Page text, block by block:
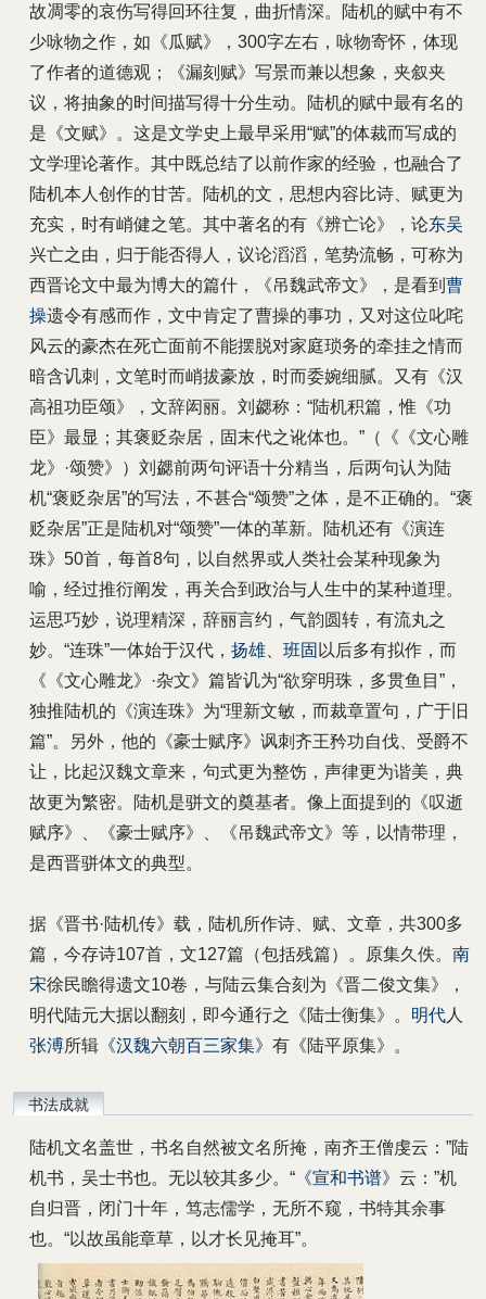
故凋零的哀伤写得回环往复，曲折情深。陆机的赋中有不
少咏物之作，如《瓜赋》，300字左右，咏物寄怀，体现
了作者的道德观；《漏刻赋》写景而兼以想象，夹叙夹
议，将抽象的时间描写得十分生动。陆机的赋中最有名的
是《文赋》。这是文学史上最早采用“赋”的体裁而写成的
文学理论著作。其中既总结了以前作家的经验，也融合了
陆机本人创作的甘苦。陆机的文，思想内容比诗、赋更为
充实，时有峭健之笔。其中著名的有《辨亡论》，论东吴
兴亡之由，归于能否得人，议论滔滔，笔势流畅，可称为
西晋论文中最为博大的篇什，《吊魏武帝文》，是看到 曹
操遗令有感而作，文中肯定了曹操的事功，又对这位叱咤
风云的豪杰在死亡面前不能摆脱对家庭琐务的牵挂之情而
暗含讥刺，文笔时而峭拔豪放，时而委婉细腻。又有《汉
高祖功臣颂》，文辞闳丽。刘勰称：“陆机积篇，惟《功
臣》最显；其褒贬杂居，固末代之讹体也。”（《《文心雕
龙》·颂赞》）刘勰前两句评语十分精当，后两句认为陆
机“褒贬杂居”的写法，不甚合“颂赞”之体，是不正确的。“褒
贬杂居”正是陆机对“颂赞”一体的革新。陆机还有《演连
珠》50首，每首8句，以自然界或人类社会某种现象为
喻，经过推衍阐发，再关合到政治与人生中的某种道理。
运思巧妙，说理精深，辞丽言约，气韵圆转，有流丸之
妙。“连珠”一体始于汉代， 扬雄 班固 以后多有拟作，而
《《文心雕龙》·杂文》篇皆讥为“欲穿明珠，多贯鱼目”，
独推陆机的《演连珠》为“理新文敏，而裁章置句，广于旧
篇”。另外，他的《豪士赋序》讽刺齐王矜功自伐、受爵不
让，比起汉魏文章来，句式更为整饬，声律更为谐美，典
故更为繁密。陆机是骈文的奠基者。像上面提到的《叹逝
赋序》、《豪士赋序》、《吊魏武帝文》等，以情带理，
是西晋骈体文的典型。
据《晋书·陆机传》载，陆机所作诗、赋、文章，共300多
篇，今存诗107首，文127篇（包括残篇）。原集久佚。 南
宋徐民瞻得遗文10卷，与陆云集合刻为《晋二俊文集》，
明代陆元大据以翻刻，即今通行之《陆士衡集》。 明代 人
张溥所辑 《汉魏六朝百三家集》 有《陆平原集》。
书法成就
陆机文名盖世，书名自然被文名所掩，南齐王僧虔云：”陆
机书，吴士书也。无以较其多少。“ 《宣和书谱》 云：”机
自归晋，闭门十年，笃志儒学，无所不窥，书特其余事
也。“以故虽能章草，以才长见掩耳”。